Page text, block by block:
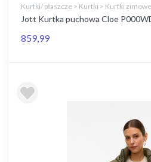
Kurtki/ płaszcze > Kurtki > Kurtki
Jott Kurtka puchowa Cloe
859,99